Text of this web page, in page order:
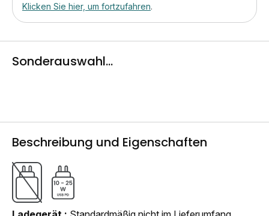
Klicken Sie hier, um fortzufahren.
Sonderauswahl...
Beschreibung und Eigenschaften